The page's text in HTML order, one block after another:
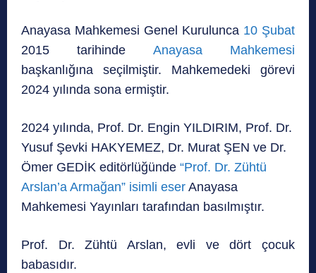
Anayasa Mahkemesi Genel Kurulunca 10 Şubat
2015 tarihinde Anayasa Mahkemesi
başkanlığına seçilmiştir. Mahkemedeki görevi
2024 yılında sona ermiştir.
2024 yılında, Prof. Dr. Engin YILDIRIM, Prof. Dr.
Yusuf Şevki HAKYEMEZ, Dr. Murat ŞEN ve Dr.
Ömer GEDİK editörlüğünde “Prof. Dr. Zühtü
Arslan’a Armağan” isimli eser Anayasa
Mahkemesi Yayınları tarafından basılmıştır.
Prof. Dr. Zühtü Arslan, evli ve dört çocuk
babasıdır.